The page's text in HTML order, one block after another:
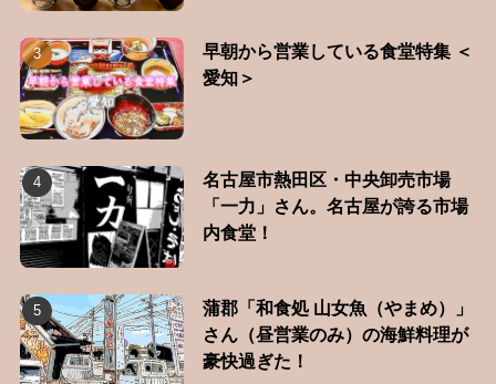
早朝から営業している食堂特集 ＜
愛知＞
名古屋市熱田区・中央卸売市場
「一力」さん。名古屋が誇る市場
内食堂！
蒲郡「和食処 山女魚（やまめ）」
さん（昼営業のみ）の海鮮料理が
豪快過ぎた！